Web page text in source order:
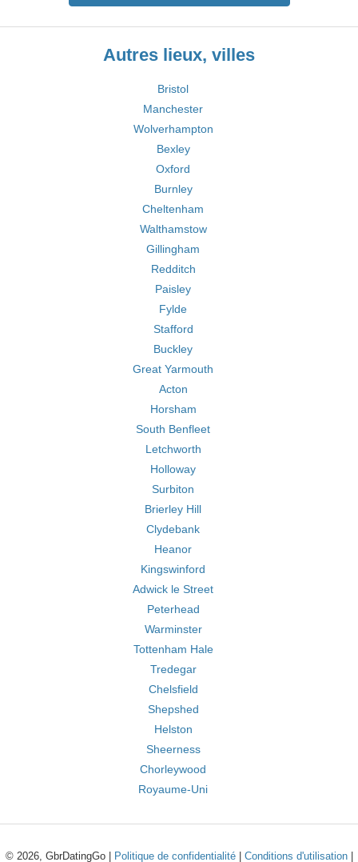
Autres lieux, villes
Bristol
Manchester
Wolverhampton
Bexley
Oxford
Burnley
Cheltenham
Walthamstow
Gillingham
Redditch
Paisley
Fylde
Stafford
Buckley
Great Yarmouth
Acton
Horsham
South Benfleet
Letchworth
Holloway
Surbiton
Brierley Hill
Clydebank
Heanor
Kingswinford
Adwick le Street
Peterhead
Warminster
Tottenham Hale
Tredegar
Chelsfield
Shepshed
Helston
Sheerness
Chorleywood
Royaume-Uni
© 2026, GbrDatingGo | Politique de confidentialité| Conditions d'utilisation|